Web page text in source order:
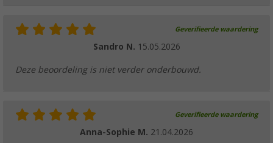
Geverifieerde waardering
Sandro N. 15.05.2026
Deze beoordeling is niet verder onderbouwd.
Geverifieerde waardering
Anna-Sophie M. 21.04.2026